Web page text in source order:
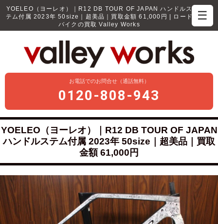
☰
YOELEO（ヨーレオ）｜R12 DB TOUR OF JAPAN ハンドルス
テム付属 2023年 50size｜超美品｜買取金額 61,000円 | ロード
バイクの買取 Valley Works
お電話でのお問合せ（通話無料）
0120-808-943
YOELEO（ヨーレオ）｜R12 DB TOUR OF JAPAN
ハンドルステム付属 2023年 50size｜超美品｜買取
金額 61,000円